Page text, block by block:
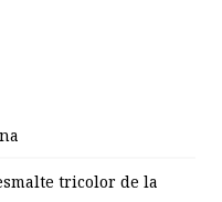
tricolor de la